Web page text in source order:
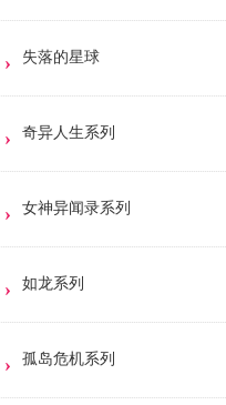
失落的星球
奇异人生系列
女神异闻录系列
如龙系列
孤岛危机系列